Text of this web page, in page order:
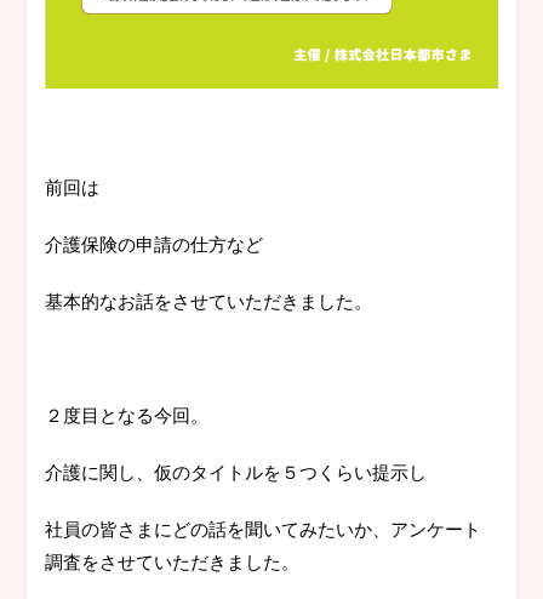
前回は
介護保険の申請の仕方など
基本的なお話をさせていただきました。
２度目となる今回。
介護に関し、仮のタイトルを５つくらい提示し
社員の皆さまにどの話を聞いてみたいか、アンケート
調査をさせていただきました。